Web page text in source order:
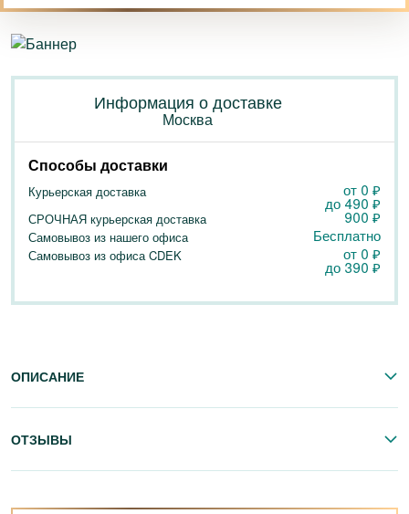
Информация о доставке
Москва
Способы доставки
Курьерская доставка от 0 ₽
до 490 ₽
СРОЧНАЯ курьерская доставка 900 ₽
Самовывоз из нашего офиса Бесплатно
Самовывоз из офиса CDEK от 0 ₽
до 390 ₽
ОПИСАНИЕ
ОТЗЫВЫ